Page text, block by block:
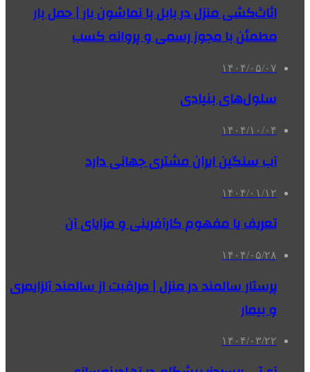
اثاث‌کشی منزل در بابل با نماشون بار | حمل بار
مطمئن با مجوز رسمی و پروانه کسب
۱۴۰۴/۰۵/۰۷
سلول‌های بنیادی
۱۴۰۴/۱۰/۰۴
آب سنگین ایران مشتری جهانی دارد
۱۴۰۴/۰۱/۱۲
تعریف یا مفهوم کارآفرینی و مزایای آن
۱۴۰۴/۰۵/۲۸
پرستار سالمند در منزل | مراقبت از سالمند آلزایمری
و بیمار
۱۴۰۴/۰۳/۲۲